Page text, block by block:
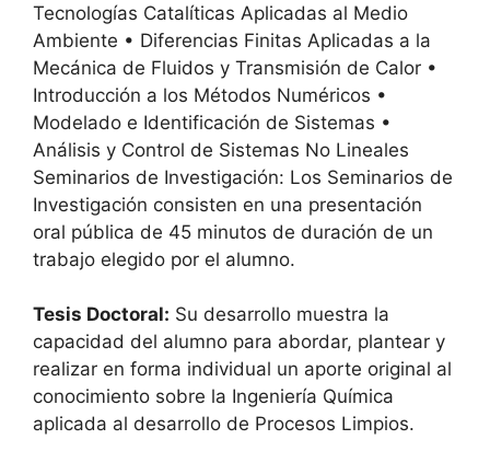
Tecnologías Catalíticas Aplicadas al Medio
Ambiente • Diferencias Finitas Aplicadas a la
Mecánica de Fluidos y Transmisión de Calor •
Introducción a los Métodos Numéricos •
Modelado e Identificación de Sistemas •
Análisis y Control de Sistemas No Lineales
Seminarios de Investigación: Los Seminarios de
Investigación consisten en una presentación
oral pública de 45 minutos de duración de un
trabajo elegido por el alumno.
Tesis Doctoral: Su desarrollo muestra la
capacidad del alumno para abordar, plantear y
realizar en forma individual un aporte original al
conocimiento sobre la Ingeniería Química
aplicada al desarrollo de Procesos Limpios.